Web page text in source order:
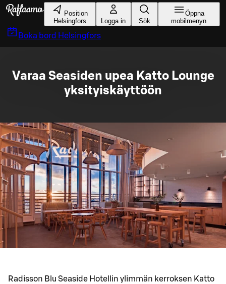
Gå till huvudinnehållet
Position
Helsingfors
Logga in Sök
Öppna
mobilmenyn
Boka bord Helsingfors
Varaa Seasiden upea Katto Lounge
yksityiskäyttöön
Radisson Blu Seaside Hotellin ylimmän kerroksen Katto